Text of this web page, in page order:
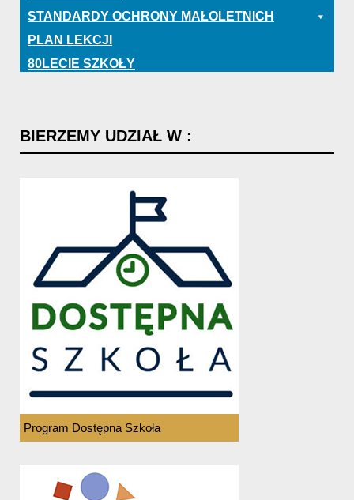
STANDARDY OCHRONY MAŁOLETNICH
PLAN LEKCJI
80LECIE SZKOŁY
BIERZEMY UDZIAŁ W :
Program Dostępna Szkoła